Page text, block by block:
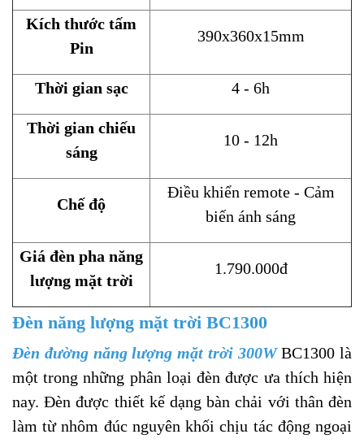
Kích thước tấm
Pin
390x360x15mm
Thời gian sạc 4 - 6h
Thời gian chiếu
sáng
10 - 12h
Chế độ
Điều khiển remote - Cảm
biến ánh sáng
Giá đèn pha năng
lượng mặt trời
1.790.000đ
Đèn năng lượng mặt trời BC1300
Đèn đường năng lượng mặt trời 300WBC1300 là
một trong những phân loại đèn được ưa thích hiện
nay. Đèn được thiết kế dạng bàn chải với thân đèn
làm từ nhôm đúc nguyên khối chịu tác động ngoại